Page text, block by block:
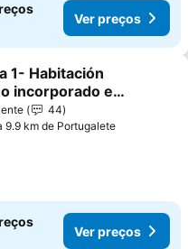
Ver preços
aos favoritos
1- Habitación
incorporado en
44
9.9 km de Portugalete
Ver preços